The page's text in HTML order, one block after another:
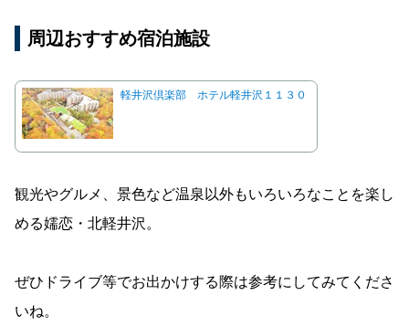
周辺おすすめ宿泊施設
軽井沢倶楽部 ホテル軽井沢１１３０
観光やグルメ、景色など温泉以外もいろいろなことを楽し
める嬬恋・北軽井沢。
ぜひドライブ等でお出かけする際は参考にしてみてくださ
いね。